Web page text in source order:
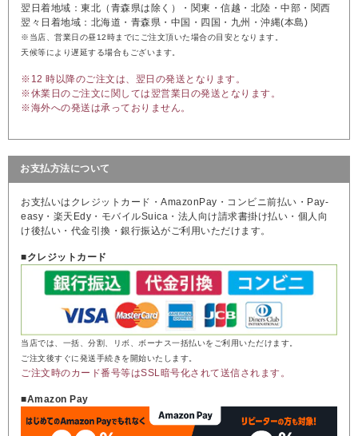
翌日着地域：東北（青森県は除く）・関東・信越・北陸・中部・関西
翌々日着地域：北海道・青森県・中国・四国・九州・沖縄(本島)
※当店、営業日の昼12時までにご注文頂いた場合の目安となります。
天候等により遅延する場合もございます。
※12 時以降のご注文は、翌日の発送となります。
※休業日のご注文に関しては翌営業日の発送となります。
※海外への発送は承っておりません。
お支払方法について
お支払いはクレジットカード・AmazonPay・コンビニ前払い・Pay-
easy・楽天Edy・モバイルSuica・法人向け請求書掛け払い・個人向
け後払い・代金引換・銀行振込がご利用いただけます。
■クレジットカード
当店では、一括、分割、リボ、ボーナス一括払いをご利用いただけます。
ご注文後すぐに発送手続きを開始いたします。
ご注文時のカード番号等はSSL暗号化されて送信されます。
■Amazon Pay